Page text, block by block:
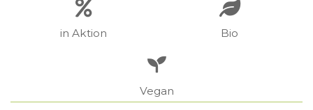
in Aktion Bio
Vegan